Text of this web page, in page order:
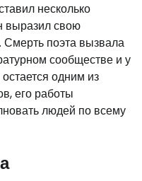
несколько
выразил свою
Смерть поэта вызвала
сообществе и у
одним из
его работы
людей по всему